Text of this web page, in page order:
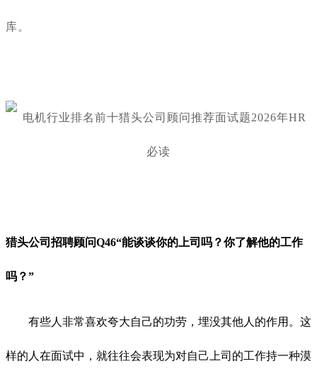
库。
猎头公司招聘顾问Q46“能谈谈你的上司吗？你了解他的工作
吗？”
有些人非常喜欢夸大自己的功劳，埋没其他人的作用。这
样的人在面试中，就往往会表现为对自己上司的工作持一种漠